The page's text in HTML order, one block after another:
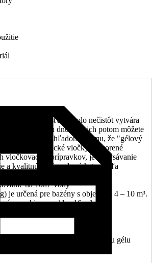
rozpúšťa a okolo nečistôt vytvára
klesnú ku dnu, kde ich potom môžete
vysávačom. Vzhľadom k tomu, že "gélový
väčší, než klasické vločky vytvorené
vločkovacích prípravkov, je aj vysávanie
a kvalitnú čistú vodu získate oveľa
na 10m³ vody
je určená pre bazény s objemom 4 – 10 m³.
s objemom 11 – 16 m³.
môže dôjsť k úbytku objemu gélu